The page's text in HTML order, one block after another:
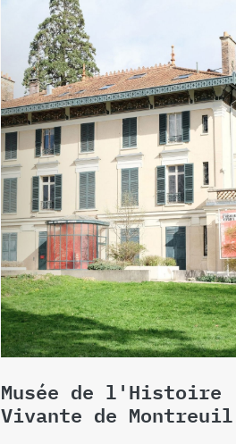
Musée de l'Histoire
Vivante de Montreuil